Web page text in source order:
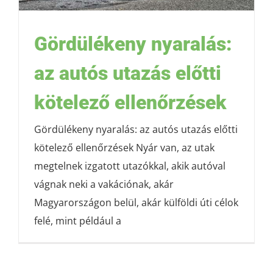
Gördülékeny nyaralás:
az autós utazás előtti
kötelező ellenőrzések
Gördülékeny nyaralás: az autós utazás előtti
kötelező ellenőrzések Nyár van, az utak
megtelnek izgatott utazókkal, akik autóval
vágnak neki a vakációnak, akár
Magyarországon belül, akár külföldi úti célok
felé, mint például a